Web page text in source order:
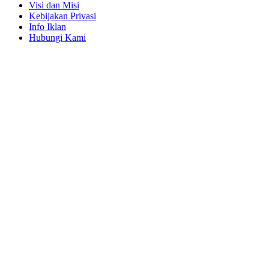
Visi dan Misi
Kebijakan Privasi
Info Iklan
Hubungi Kami